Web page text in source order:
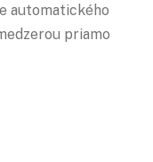
automatického
priamo